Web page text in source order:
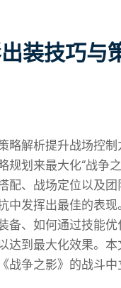
出装技巧
略解析提升战场控
规划来最大化“战争
配、战场定位以及
中发挥出最佳的表
备、如何通过技能
达到最大化效果。
争之影》的战斗中